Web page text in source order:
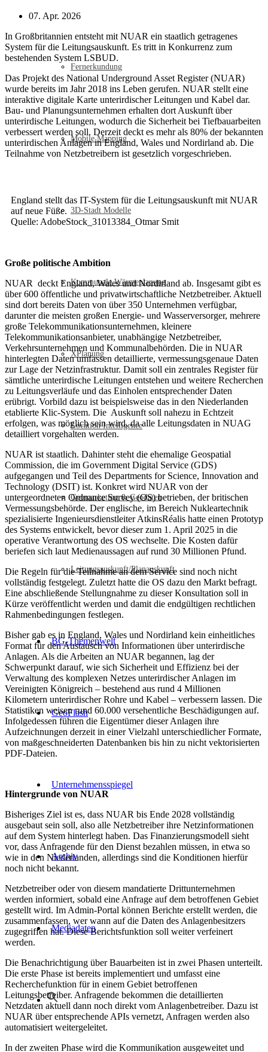
Fernerkundung
Mobile Mapping
3D-Stadt Modelle
Kommunale Wärmeplanung
XPlanung
Location Intelligence
Geomarketing & Geodaten
Leitungsauskunft/Planauskunft
BG-Themenwelt
GeoFlash
Unternehmensspiegel
Archiv
Mediadaten
07. Apr. 2026
In Großbritannien entsteht mit NUAR ein staatlich getragenes
System für die Leitungsauskunft. Es tritt in Konkurrenz zum
bestehenden System LSBUD.
Das Projekt des National Underground Asset Register (NUAR)
wurde bereits im Jahr 2018 ins Leben gerufen. NUAR stellt eine
interaktive digitale Karte unterirdischer Leitungen und Kabel dar.
Bau- und Planungsunternehmen erhalten dort Auskunft über
unterirdische Leitungen, wodurch die Sicherheit bei Tiefbauarbeiten
verbessert werden soll. Derzeit deckt es mehr als 80% der bekannten
unterirdischen Anlagen in England, Wales und Nordirland ab. Die
Teilnahme von Netzbetreibern ist gesetzlich vorgeschrieben.
England stellt das IT-System für die Leitungsauskunft mit NUAR
auf neue Füße.
Quelle: AdobeStock_31013384_Otmar Smit
Große politische Ambition
NUAR deckt England, Wales und Nordirland ab. Insgesamt gibt es
über 600 öffentliche und privatwirtschaftliche Netzbetreiber. Aktuell
sind dort bereits Daten von über 350 Unternehmen verfügbar,
darunter die meisten großen Energie- und Wasserversorger, mehrere
große Telekommunikationsunternehmen, kleinere
Telekommunikationsanbieter, unabhängige Netzbetreiber,
Verkehrsunternehmen und Kommunalbehörden. Die in NUAR
hinterlegten Daten umfassen detaillierte, vermessungsgenaue Daten
zur Lage der Netzinfrastruktur. Damit soll ein zentrales Register für
sämtliche unterirdische Leitungen entstehen und weitere Recherchen
zu Leitungsverläufe und das Einholen entsprechender Daten
erübrigt. Vorbild dazu ist beispielsweise das in den Niederlanden
etablierte Klic-System. Die Auskunft soll nahezu in Echtzeit
erfolgen, was möglich sein wird, da alle Leitungsdaten in NUAG
detailliert vorgehalten werden.
NUAR ist staatlich. Dahinter steht die ehemalige Geospatial
Commission, die im Government Digital Service (GDS)
aufgegangen und Teil des Departments for Science, Innovation and
Technology (DSIT) ist. Konkret wird NUAR von der
untergeordneten Ordnance Survey (OS) betrieben, der britischen
Vermessungsbehörde. Der englische, im Bereich Nukleartechnik
spezialisierte Ingenieursdienstleiter AtkinsRéalis hatte einen Prototyp
des Systems entwickelt, bevor dieser zum 1. April 2025 in die
operative Verantwortung des OS wechselte. Die Kosten dafür
beriefen sich laut Medienaussagen auf rund 30 Millionen Pfund.
Die Regeln für die Teilnahme an dem Service sind noch nicht
vollständig festgelegt. Zuletzt hatte die OS dazu den Markt befragt.
Eine abschließende Stellungnahme zu dieser Konsultation soll in
Kürze veröffentlicht werden und damit die endgültigen rechtlichen
Rahmenbedingungen festlegen.
Bisher gab es in England, Wales und Nordirland kein einheitliches
Format für den Austausch von Informationen über unterirdische
Anlagen. Als die Arbeiten an NUAR begannen, lag der
Schwerpunkt darauf, wie sich Sicherheit und Effizienz bei der
Verwaltung des komplexen Netzes unterirdischer Anlagen im
Vereinigten Königreich – bestehend aus rund 4 Millionen
Kilometern unterirdischer Rohre und Kabel – verbessern lassen. Die
Statistiken weisen rund 60.000 versehentliche Beschädigungen auf.
Infolgedessen führen die Eigentümer dieser Anlagen ihre
Aufzeichnungen derzeit in einer Vielzahl unterschiedlicher Formate,
von maßgeschneiderten Datenbanken bis hin zu nicht vektorisierten
PDF-Dateien.
Hintergrunde von NUAR
Bisheriges Ziel ist es, dass NUAR bis Ende 2028 vollständig
ausgebaut sein soll, also alle Netzbetreiber ihre Netzinformationen
auf dem System hinterlegt haben. Das Finanzierungsmodell sieht
vor, dass Anfragende für den Dienst bezahlen müssen, in etwa so
wie in den Niederlanden, allerdings sind die Konditionen hierfür
noch nicht bekannt.
Netzbetreiber oder von diesem mandatierte Drittunternehmen
werden informiert, sobald eine Anfrage auf dem betroffenen Gebiet
gestellt wird. Im Admin-Portal können Berichte erstellt werden, die
zusammenfassen, wer wann auf die Daten des Anlagenbesitzers
zugegriffen hat. Diese Berichtsfunktion soll weiter verfeinert
werden.
Die Benachrichtigung über Bauarbeiten ist in zwei Phasen unterteilt.
Die erste Phase ist bereits implementiert und umfasst eine
Recherchefunktion für in einem Gebiet betroffenen
Leitungsbetreiber. Anfragende bekommen die detaillierten
Netzdaten aktuell dann noch direkt vom Anlagenbetreiber. Dazu ist
NUAR über entsprechende APIs vernetzt, Anfragen werden also
automatisiert weitergeleitet.
In der zweiten Phase wird die Kommunikation ausgeweitet und